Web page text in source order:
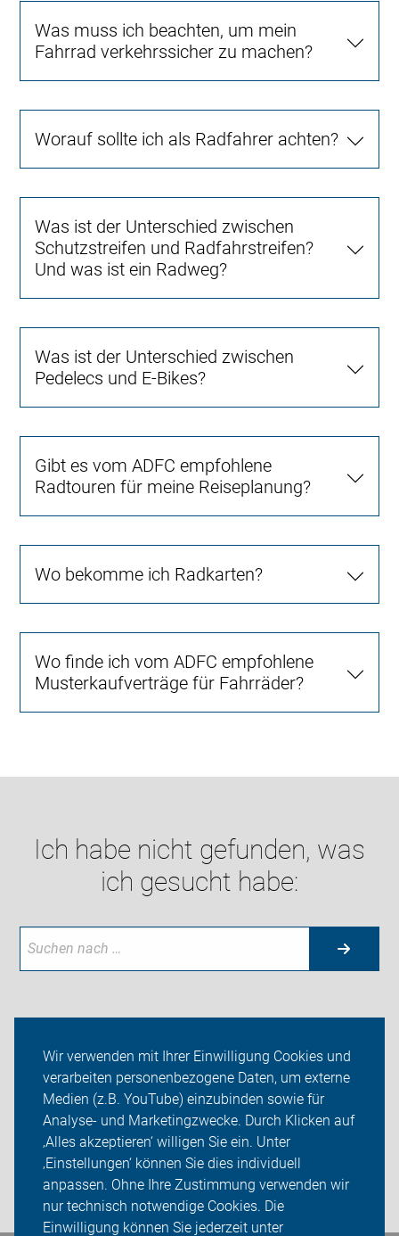
Wir verwenden mit Ihrer Einwilligung Cookies und
verarbeiten personenbezogene Daten, um externe
Medien (z.B. YouTube) einzubinden sowie für
Analyse- und Marketingzwecke. Durch Klicken auf
‚Alles akzeptieren‘ willigen Sie ein. Unter
‚Einstellungen‘ können Sie dies individuell
anpassen. Ohne Ihre Zustimmung verwenden wir
nur technisch notwendige Cookies. Die
Einwilligung können Sie jederzeit unter
Was muss ich beachten, um mein
Fahrrad verkehrssicher zu machen?
Worauf sollte ich als Radfahrer achten?
Was ist der Unterschied zwischen
Schutzstreifen und Radfahrstreifen?
Und was ist ein Radweg?
Was ist der Unterschied zwischen
Pedelecs und E-Bikes?
Gibt es vom ADFC empfohlene
Radtouren für meine Reiseplanung?
Wo bekomme ich Radkarten?
Wo finde ich vom ADFC empfohlene
Musterkaufverträge für Fahrräder?
Ich habe nicht gefunden, was
ich gesucht habe:
ADFC Marbach
Sei dabei
Presse
Login